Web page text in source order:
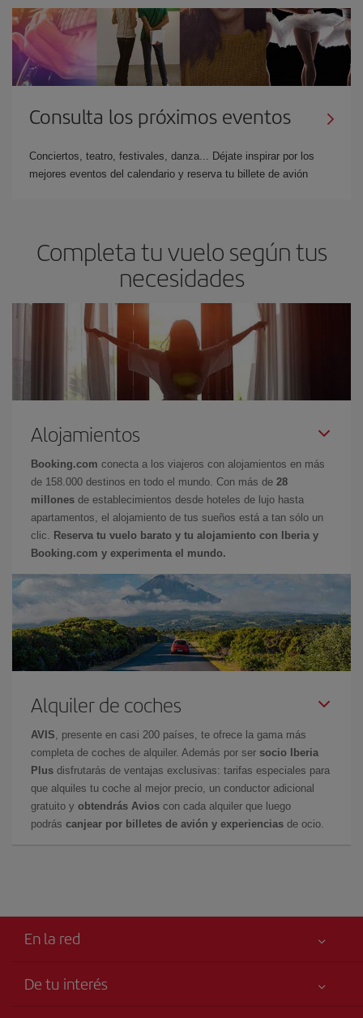
Consulta los próximos eventos
Conciertos, teatro, festivales, danza... Déjate inspirar por los
mejores eventos del calendario y reserva tu billete de avión
Completa tu vuelo según tus
necesidades
Alojamientos
Booking.com conecta a los viajeros con alojamientos en más
de 158.000 destinos en todo el mundo. Con más de 28
millones de establecimientos desde hoteles de lujo hasta
apartamentos, el alojamiento de tus sueños está a tan sólo un
clic.
Reserva tu vuelo barato y tu alojamiento con Iberia y
Booking.com y experimenta el mundo.
Alquiler de coches
AVIS , presente en casi 200 países, te ofrece la gama más
completa de coches de alquiler. Además por ser socio Iberia
Plus disfrutarás de ventajas exclusivas: tarifas especiales para
que alquiles tu coche al mejor precio, un conductor adicional
gratuito y obtendrás Avios con cada alquiler que luego
podrás canjear por billetes de avión y experiencias de ocio.
En la red
De tu interés